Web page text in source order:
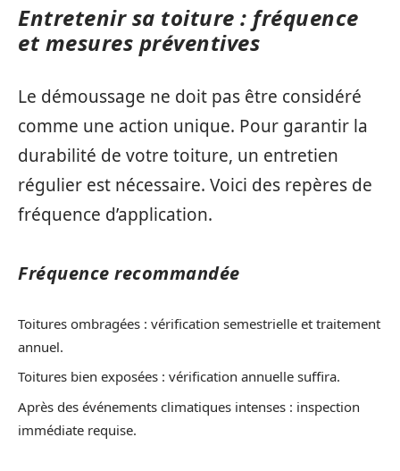
Entretenir sa toiture : fréquence
et mesures préventives
Le démoussage ne doit pas être considéré
comme une action unique. Pour garantir la
durabilité de votre toiture, un entretien
régulier est nécessaire. Voici des repères de
fréquence d’application.
Fréquence recommandée
Toitures ombragées : vérification semestrielle et traitement
annuel.
Toitures bien exposées : vérification annuelle suffira.
Après des événements climatiques intenses : inspection
immédiate requise.